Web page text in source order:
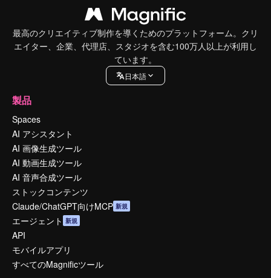
最高のクリエイティブ制作を導くためのプラットフォーム。クリ
エイター、企業、代理店、スタジオを含む100万人以上が利用し
ています。
日本語
製品
Spaces
AI アシスタント
AI 画像生成ツール
AI 動画生成ツール
AI 音声合成ツール
ストックコンテンツ
Claude/ChatGPT向けMCP 新規
エージェント 新規
API
モバイルアプリ
すべてのMagnificツール